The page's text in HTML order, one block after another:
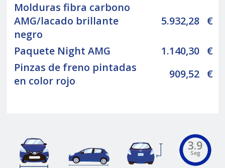
Molduras fibra carbono
AMG/lacado brillante
negro
5.932,28 €
Paquete Night AMG 1.140,30 €
Pinzas de freno pintadas
en color rojo
909,52 €
3.9
Seg